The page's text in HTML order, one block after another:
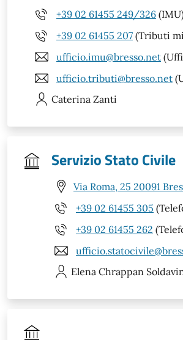
+39 02 61455 249/326
+39 02 61455 207 (Tributi
ufficio.imu@bresso.net
ufficio.tributi@bresso.net
Caterina Zanti
Servizio Stato Civile
Via Roma, 25 20091
+39 02 61455 305
+39 02 61455 262
Elena Chrappan